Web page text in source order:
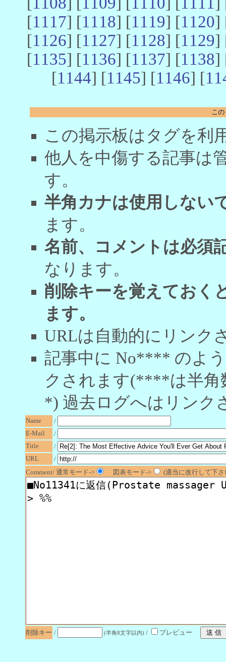
[1117] [1118] [1119] [1120]
[1126] [1127] [1128] [1129]
[1135] [1136] [1137] [1138]
[1144] [1145] [1146] [
こ
この掲示板はタグを利
他人を中傷する記事は
す。
半角カナは使用しない
ます。
名前、コメントは必須
なります。
削除キーを覚えておく
ます。
URLは自動的にリンク
記事中に No**** のよ
クされます(****は半角
*) 過去ログへはリンク
Name
/
E-Mail
/
Title
/
URL
/
Comment/ 通常モード->
図表モード-> (適当に改行して下
削除キー / (半角8文字以内) / プレビュー